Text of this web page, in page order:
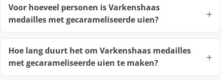
Voor hoeveel personen is Varkenshaas
medailles met gecarameliseerde uien?
Hoe lang duurt het om Varkenshaas medailles
met gecarameliseerde uien te maken?